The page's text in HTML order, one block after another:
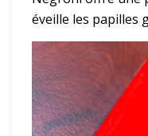
éveille les papilles